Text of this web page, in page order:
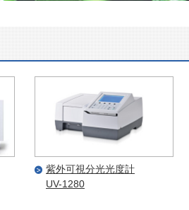
紫外可視分光光度計
UV-1280